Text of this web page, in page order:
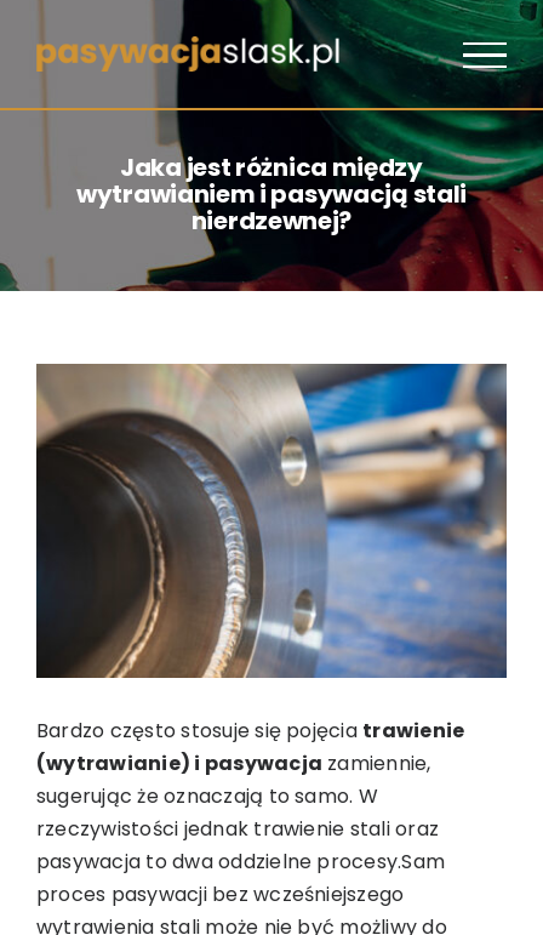
zawartości
Jaka jest różnica między
wytrawianiem i pasywacją stali
nierdzewnej?
większy
obrazek
Bardzo często stosuje się pojęcia trawienie
(wytrawianie) i pasywacja zamiennie,
sugerując że oznaczają to samo. W
rzeczywistości jednak trawienie stali oraz
pasywacja to dwa oddzielne procesy.Sam
proces pasywacji bez wcześniejszego
wytrawienia stali może nie być możliwy do